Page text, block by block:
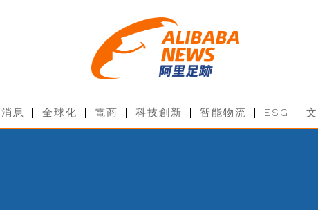
息 全球化 電商 科技創新 智能物流 ESG